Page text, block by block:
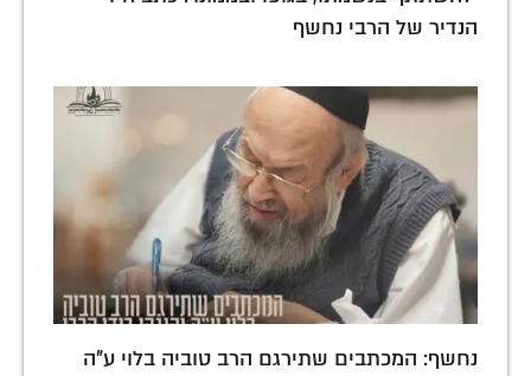
הנדיר של הרבי נחשף
נחשף: המכתבים שתירגם הרב טוביה בלוי ע"ה